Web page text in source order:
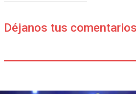
Déjanos tus